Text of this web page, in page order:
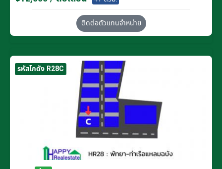
ติดต่อตัวแทนจำหน่าย
รหัสโกดัง R28C